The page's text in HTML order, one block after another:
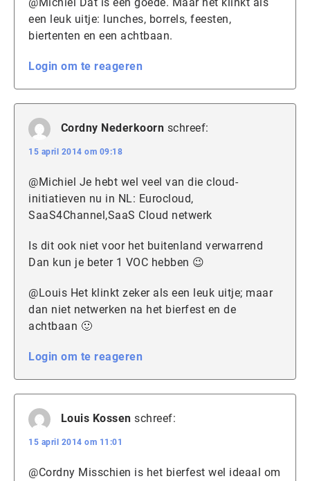
een leuk uitje: lunches, borrels, feesten,
biertenten en een achtbaan.
Login om te reageren
Cordny Nederkoorn schreef:
15 april 2014 om 09:18
@Michiel Je hebt wel veel van die cloud-
initiatieven nu in NL: Eurocloud,
SaaS4Channel,SaaS Cloud netwerk
Is dit ook niet voor het buitenland verwarrend
Dan kun je beter 1 VOC hebben 😉
@Louis Het klinkt zeker als een leuk uitje; maar
dan niet netwerken na het bierfest en de
achtbaan 🙂
Login om te reageren
Louis Kossen schreef:
15 april 2014 om 11:01
@Cordny Misschien is het bierfest wel ideaal om